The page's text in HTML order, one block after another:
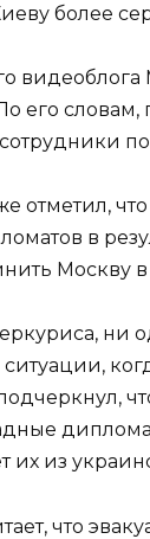
более
его
отметил,
в
Москву
ни
их из
что